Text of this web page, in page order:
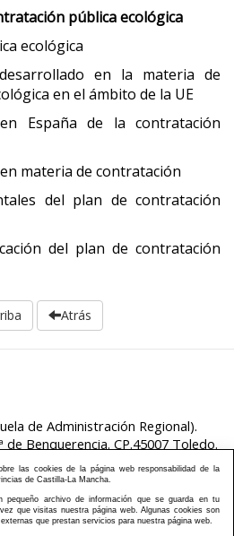
pública ecológica
ecológica
en la materia de
en el ámbito de la UE
España de la contratación
materia de contratación
del plan de contratación
del plan de contratación
Atrás
de Administración Regional).
Benquerencia. CP.45007 Toledo.
formacion@fempclm.es
Privacidad|Información
Legal|Cursos On Line
las cookies de la página web responsabilidad de la
de Castilla-La Mancha.
archivo de información que se guarda en tu
que visitas nuestra página web. Algunas cookies son
que prestan servicios para nuestra página web.